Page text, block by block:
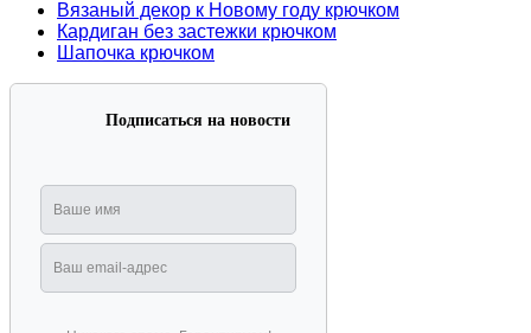
Вязаный декор к Новому году крючком
Кардиган без застежки крючком
Шапочка крючком
Подписаться на новости